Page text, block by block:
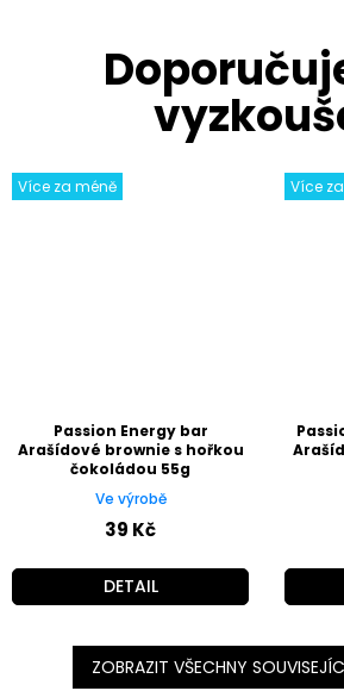
Více za méně
Passion Energy bar
Arašídové brownie s hořkou
čokoládou 55g
Ve výrobě
39 Kč
DETAIL
Více
ZOBRAZIT VŠECHNY